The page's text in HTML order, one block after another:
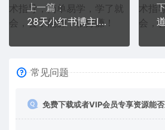
上一篇：
28天小红书博主IP特训营《第6+7期》4个月涨粉16W+教你日销过万月营收30万
常见问题
免费下载或者VIP会员专享资源能